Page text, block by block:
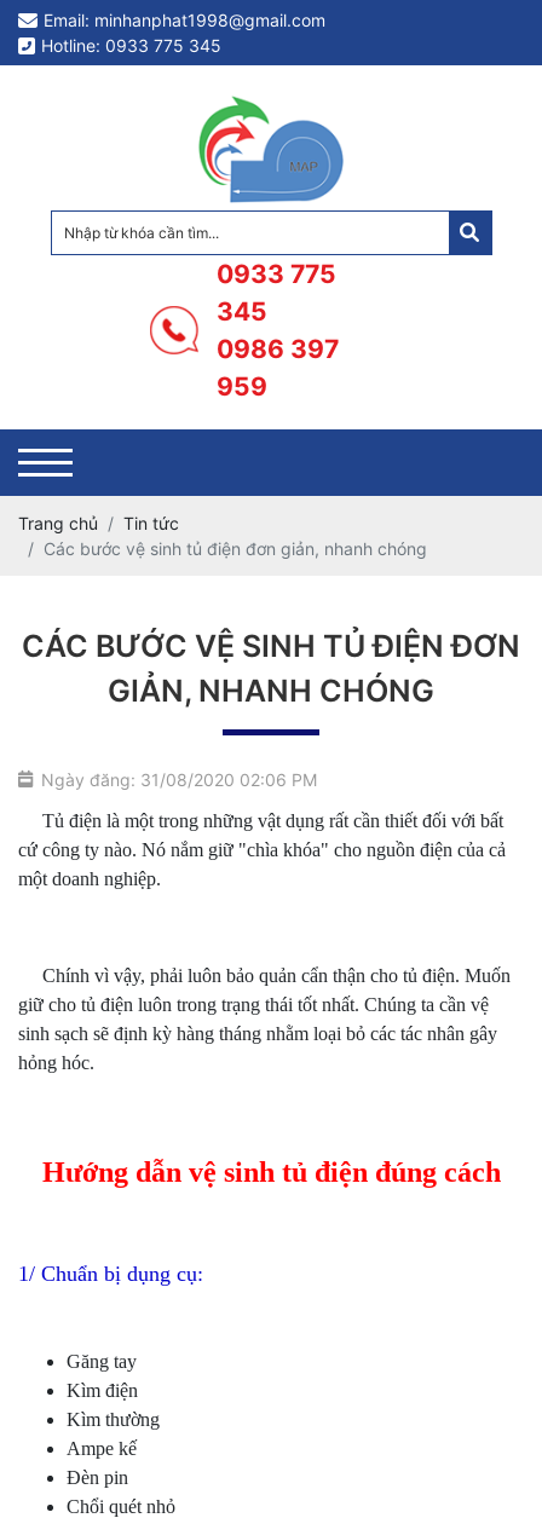
Email: minhanphat1998@gmail.com
Hotline: 0933 775 345
0933 775
345
0986 397
959
Trang chủ
Tin tức
Các bước vệ sinh tủ điện đơn giản, nhanh chóng
CÁC BƯỚC VỆ SINH TỦ ĐIỆN ĐƠN
GIẢN, NHANH CHÓNG
Ngày đăng: 31/08/2020 02:06 PM
Tủ điện là một trong những vật dụng rất cần thiết đối với bất
cứ công ty nào. Nó nắm giữ "chìa khóa" cho nguồn điện của cả
một doanh nghiệp.
Chính vì vậy, phải luôn bảo quản cẩn thận cho tủ điện. Muốn
giữ cho tủ điện luôn trong trạng thái tốt nhất. Chúng ta cần vệ
sinh sạch sẽ định kỳ hàng tháng nhằm loại bỏ các tác nhân gây
hỏng hóc.
Hướng dẫn vệ sinh tủ điện đúng cách
1/ Chuẩn bị dụng cụ:
Găng tay
Kìm điện
Kìm thường
Ampe kế
Đèn pin
Chổi quét nhỏ